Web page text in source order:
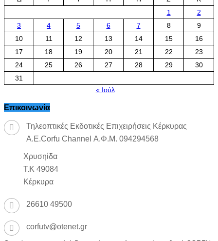
1
2
3
4 5 6 7 8
9
10
11 12 13 14 15
16
17
18 19 20 21 22
23
24
25 26 27 28 29
30
31
« Ιούλ
Επικοινωνία
Τηλεοπτικές Εκδοτικές Επιχειρήσεις Κέρκυρας
Α.Ε.Corfu Channel Α.Φ.Μ. 094294568
Χρυσηίδα
Τ.Κ 49084
Κέρκυρα
26610 49500
corfutv@otenet.gr